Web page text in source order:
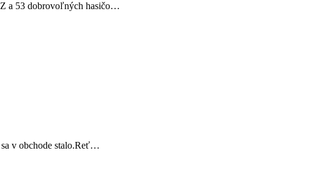
a 53 dobrovoľných hasičo…
sa v obchode stalo.Reť…